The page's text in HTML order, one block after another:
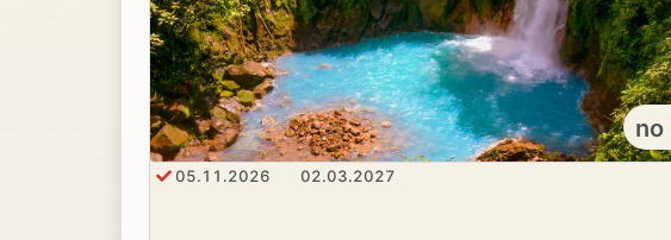
no
05.11.2026 02.03.2027